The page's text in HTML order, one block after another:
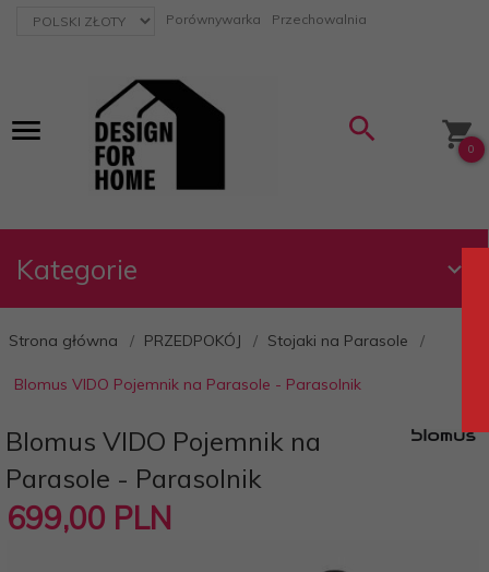
currency_h Porównywarka Przechowalnia
0
Kategorie
Strona główna PRZEDPOKÓJ Stojaki na Parasole
Blomus VIDO Pojemnik na Parasole - Parasolnik
Blomus VIDO Pojemnik na
Parasole - Parasolnik
699,00 PLN